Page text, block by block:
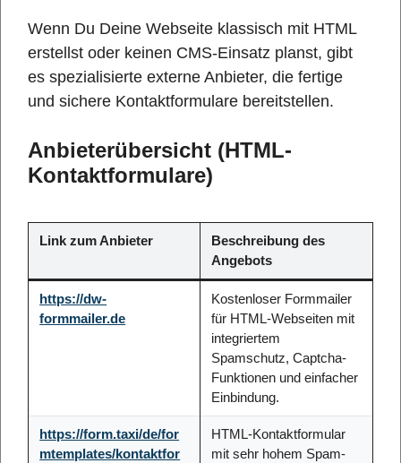
Wenn Du Deine Webseite klassisch mit HTML
erstellst oder keinen CMS-Einsatz planst, gibt
es spezialisierte externe Anbieter, die fertige
und sichere Kontaktformulare bereitstellen.
Anbieterübersicht (HTML-
Kontaktformulare)
Link zum Anbieter
Beschreibung des
Angebots
https://dw-
formmailer.de
Kostenloser Formmailer
für HTML-Webseiten mit
integriertem
Spamschutz, Captcha-
Funktionen und einfacher
Einbindung.
https://form.taxi/de/for
mtemplates/kontaktfor
HTML-Kontaktformular
mit sehr hohem Spam-